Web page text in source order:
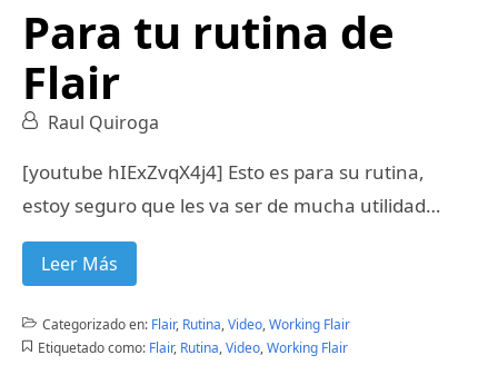
Para tu rutina de
Flair
Raul Quiroga
[youtube hIExZvqX4j4] Esto es para su rutina,
estoy seguro que les va ser de mucha utilidad…
Leer Más
Categorizado en: Flair, Rutina,Video,Working Flair
Etiquetado como: Flair, Rutina,Video,Working Flair